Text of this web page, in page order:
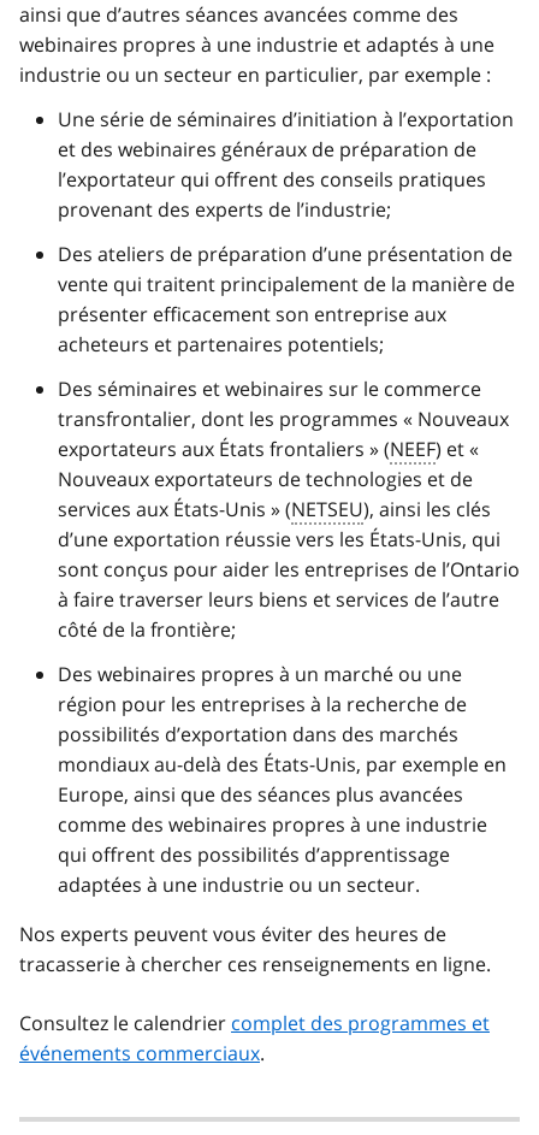
ainsi que d’autres séances avancées comme des
webinaires propres à une industrie et adaptés à une
industrie ou un secteur en particulier, par exemple :
Une série de séminaires d’initiation à l’exportation
et des webinaires généraux de préparation de
l’exportateur qui offrent des conseils pratiques
provenant des experts de l’industrie;
Des ateliers de préparation d’une présentation de
vente qui traitent principalement de la manière de
présenter efficacement son entreprise aux
acheteurs et partenaires potentiels;
Des séminaires et webinaires sur le commerce
transfrontalier, dont les programmes « Nouveaux
exportateurs aux États frontaliers » (NEEF) et «
Nouveaux exportateurs de technologies et de
services aux États-Unis » (NETSEU), ainsi les clés
d’une exportation réussie vers les États-Unis, qui
sont conçus pour aider les entreprises de l’Ontario
à faire traverser leurs biens et services de l’autre
côté de la frontière;
Des webinaires propres à un marché ou une
région pour les entreprises à la recherche de
possibilités d’exportation dans des marchés
mondiaux au-delà des États-Unis, par exemple en
Europe, ainsi que des séances plus avancées
comme des webinaires propres à une industrie
qui offrent des possibilités d’apprentissage
adaptées à une industrie ou un secteur.
Nos experts peuvent vous éviter des heures de
tracasserie à chercher ces renseignements en ligne.
Consultez le calendrier complet des programmes et
événements commerciaux.